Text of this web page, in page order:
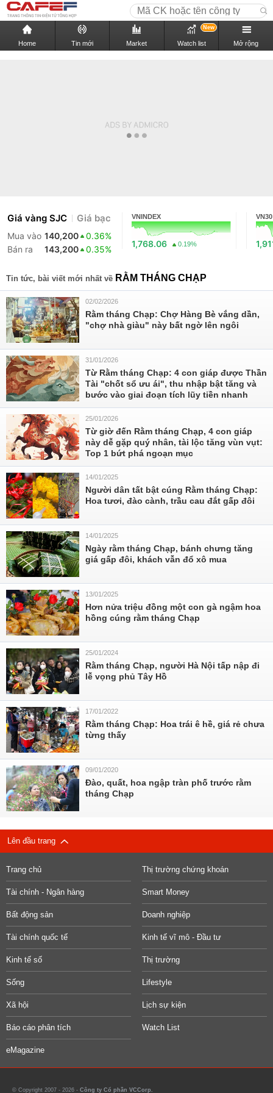
Home Tin mới Market Watch list
New
Mở rộng
Giá vàng SJC Giá bạc
Mua vào 140,200
0.36%
Bán ra
143,200 0.35%
VNINDEX
1,768.06 0.19%
VN30
Tin tức, bài viết mới nhất về RẰM THÁNG CHẠP
02/02/2026
Rằm tháng Chạp: Chợ Hàng Bè vắng dần,
"chợ nhà giàu" này bất ngờ lên ngôi
31/01/2026
Từ Rằm tháng Chạp: 4 con giáp được Thần
Tài "chốt sổ ưu ái", thu nhập bật tăng và
bước vào giai đoạn tích lũy tiền nhanh
25/01/2026
Từ giờ đến Rằm tháng Chạp, 4 con giáp
này dễ gặp quý nhân, tài lộc tăng vùn vụt:
Top 1 bứt phá ngoạn mục
14/01/2025
Người dân tất bật cúng Rằm tháng Chạp:
Hoa tươi, đào cành, trầu cau đắt gấp đôi
14/01/2025
Ngày rằm tháng Chạp, bánh chưng tăng
giá gấp đôi, khách vẫn đổ xô mua
13/01/2025
Hơn nửa triệu đồng một con gà ngậm hoa
hồng cúng rằm tháng Chạp
25/01/2024
Rằm tháng Chạp, người Hà Nội tấp nập đi
lễ vọng phủ Tây Hồ
17/01/2022
Rằm tháng Chạp: Hoa trái ê hề, giá rẻ chưa
từng thấy
09/01/2020
Đào, quất, hoa ngập tràn phố trước rằm
tháng Chạp
Lên đầu trang
Trang chủ Thị trường chứng khoán
Tài chính - Ngân hàng Smart Money
Bất động sản Doanh nghiệp
Tài chính quốc tế Kinh tế vĩ mô - Đầu tư
Kinh tế số Thị trường
Sống Lifestyle
Xã hội Lịch sự kiện
Báo cáo phân tích Watch List
eMagazine
© Copyright 2007 - 2026 - Công ty Cổ phần VCCorp.